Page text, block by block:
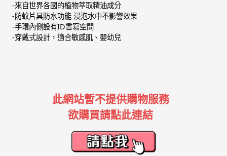
-來自世界各國的植物萃取精油成分
-防蚊片具防水功能 浸泡水中不影響效果
-手環內側設有ID書寫空間
-穿戴式設計，適合敏感肌、嬰幼兒
此網站暫不提供購物服務
欲購買請點此連結